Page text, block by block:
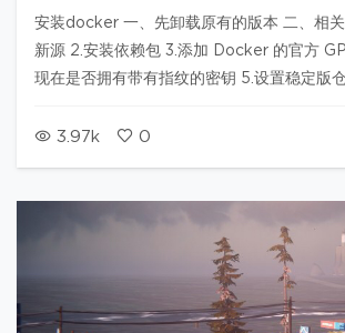
安装docker 一、先卸载原有的版本 二、相关
新源 2.安装依赖包 3.添加 Docker 的官方
现在是否拥有带有指纹的密钥 5.设置稳定版
生成 N 个容器，…
3.97k 0